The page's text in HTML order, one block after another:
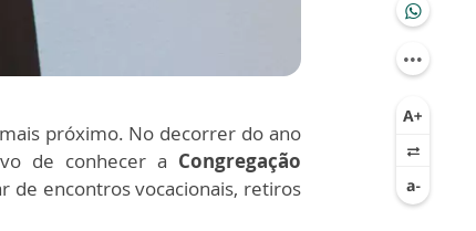
próximo. No decorrer do ano
de conhecer a Congregação
de encontros vocacionais, retiros